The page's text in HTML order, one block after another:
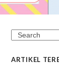
Search
ARTIKEL